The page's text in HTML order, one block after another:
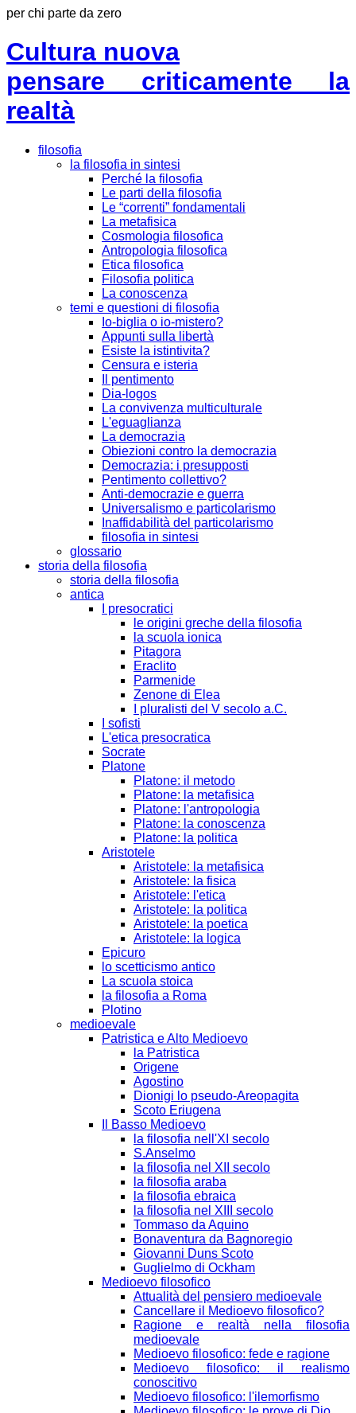
per chi parte da zero
Cultura nuova
pensare criticamente la
realtà
filosofia
la filosofia in sintesi
Perché la filosofia
Le parti della filosofia
Le “correnti” fondamentali
La metafisica
Cosmologia filosofica
Antropologia filosofica
Etica filosofica
Filosofia politica
La conoscenza
temi e questioni di filosofia
Io-biglia o io-mistero?
Appunti sulla libertà
Esiste la istintivita?
Censura e isteria
Il pentimento
Dia-logos
La convivenza multiculturale
L'eguaglianza
La democrazia
Obiezioni contro la democrazia
Democrazia: i presupposti
Pentimento collettivo?
Anti-democrazie e guerra
Universalismo e particolarismo
Inaffidabilità del particolarismo
filosofia in sintesi
glossario
storia della filosofia
storia della filosofia
antica
I presocratici
le origini greche della filosofia
la scuola ionica
Pitagora
Eraclito
Parmenide
Zenone di Elea
I pluralisti del V secolo a.C.
I sofisti
L'etica presocratica
Socrate
Platone
Platone: il metodo
Platone: la metafisica
Platone: l'antropologia
Platone: la conoscenza
Platone: la politica
Aristotele
Aristotele: la metafisica
Aristotele: la fisica
Aristotele: l'etica
Aristotele: la politica
Aristotele: la poetica
Aristotele: la logica
Epicuro
lo scetticismo antico
La scuola stoica
la filosofia a Roma
Plotino
medioevale
Patristica e Alto Medioevo
la Patristica
Origene
Agostino
Dionigi lo pseudo-Areopagita
Scoto Eriugena
Il Basso Medioevo
la filosofia nell'XI secolo
S.Anselmo
la filosofia nel XII secolo
la filosofia araba
la filosofia ebraica
la filosofia nel XIII secolo
Tommaso da Aquino
Bonaventura da Bagnoregio
Giovanni Duns Scoto
Guglielmo di Ockham
Medioevo filosofico
Attualità del pensiero medioevale
Cancellare il Medioevo filosofico?
Ragione e realtà nella filosofia
medioevale
Medioevo filosofico: fede e ragione
Medioevo filosofico: il realismo
conoscitivo
Medioevo filosofico: l'ilemorfismo